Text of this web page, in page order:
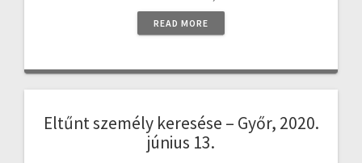
READ MORE
Eltűnt személy keresése – Győr, 2020.
június 13.